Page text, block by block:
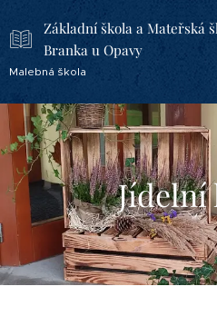
Základní škola a Mateřská
Branka u Opavy
Malebná škola